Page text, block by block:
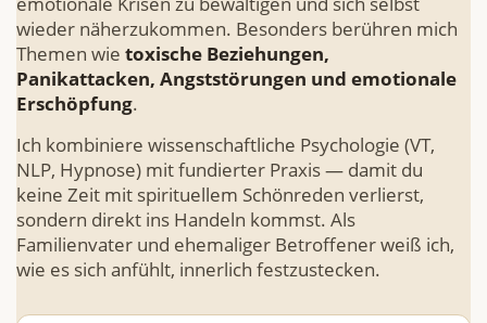
wieder näherzukommen. Besonders berühren mich
Themen wie toxische Beziehungen,
Panikattacken, Angststörungen und emotionale
Erschöpfung.
Ich kombiniere wissenschaftliche Psychologie (VT,
NLP, Hypnose) mit fundierter Praxis — damit du
keine Zeit mit spirituellem Schönreden verlierst,
sondern direkt ins Handeln kommst. Als
Familienvater und ehemaliger Betroffener weiß ich,
wie es sich anfühlt, innerlich festzustecken.